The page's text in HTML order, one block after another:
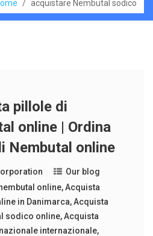
/ acquistare Nembutal sodico
pillole di
online | Ordina
Nembutal online
Our blog
online,Acquista
in Danimarca,Acquista
sodico online,Acquista
internazionale,